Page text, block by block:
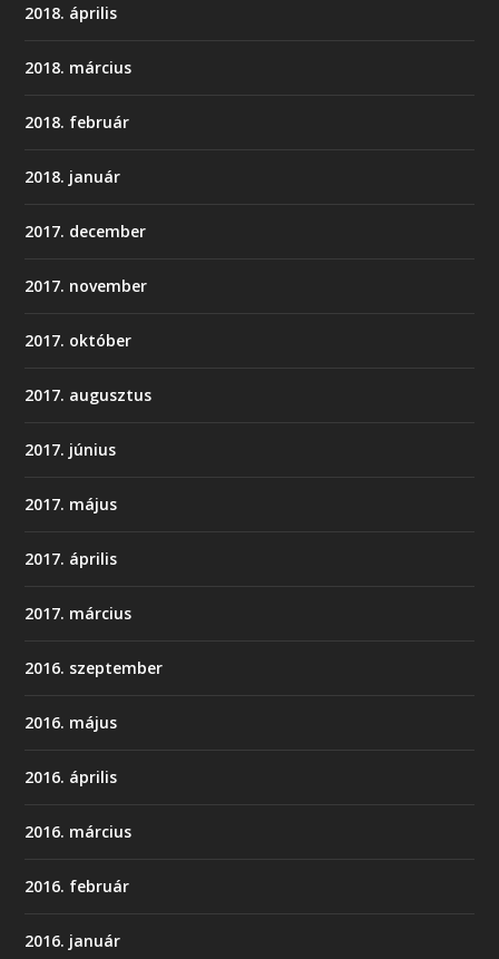
2018. április
2018. március
2018. február
2018. január
2017. december
2017. november
2017. október
2017. augusztus
2017. június
2017. május
2017. április
2017. március
2016. szeptember
2016. május
2016. április
2016. március
2016. február
2016. január